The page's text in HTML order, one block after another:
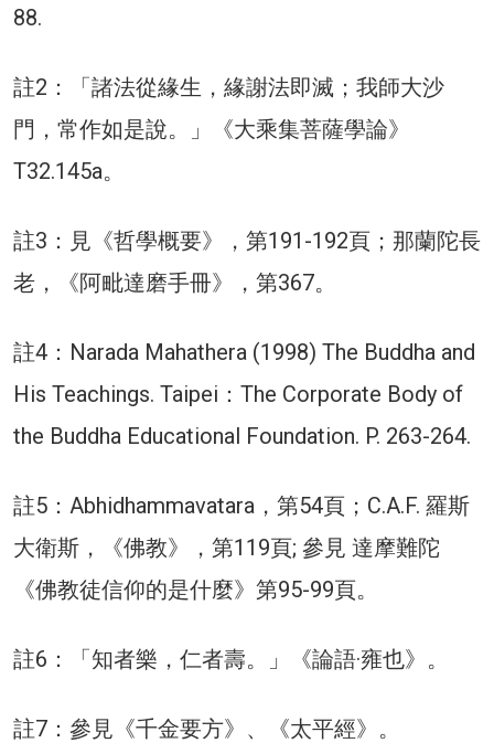
88.
註2：「諸法從緣生，緣謝法即滅；我師大沙
門，常作如是說。」《大乘集菩薩學論》
T32.145a。
註3：見《哲學概要》，第191-192頁；那蘭陀長
老，《阿毗達磨手冊》，第367。
註4：Narada Mahathera (1998) The Buddha and
His Teachings. Taipei：The Corporate Body of
the Buddha Educational Foundation. P. 263-264.
註5：Abhidhammavatara，第54頁；C.A.F. 羅斯
大衛斯，《佛教》，第119頁; 參見 達摩難陀
《佛教徒信仰的是什麼》第95-99頁。
註6：「知者樂，仁者壽。」《論語·雍也》。
註7：參見《千金要方》、《太平經》。